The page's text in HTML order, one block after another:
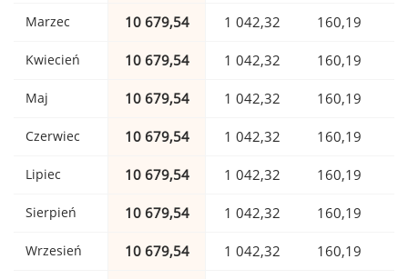
Marzec 10 679,54 1 042,32 160,19
Kwiecień 10 679,54 1 042,32 160,19
Maj 10 679,54 1 042,32 160,19
Czerwiec 10 679,54 1 042,32 160,19
Lipiec 10 679,54 1 042,32 160,19
Sierpień 10 679,54 1 042,32 160,19
Wrzesień 10 679,54 1 042,32 160,19